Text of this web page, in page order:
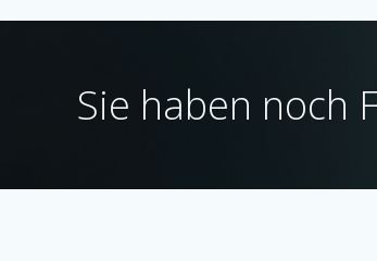
Sie haben noch